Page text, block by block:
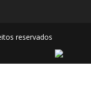
reservados